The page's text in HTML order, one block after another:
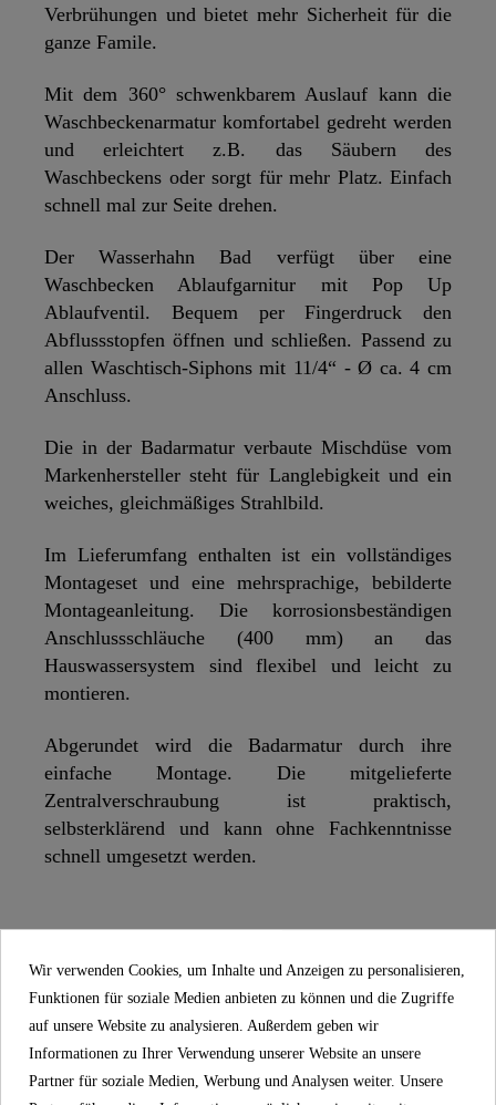
Verbrühungen und bietet mehr Sicherheit für die
ganze Famile.
Mit dem 360° schwenkbarem Auslauf kann die
Waschbeckenarmatur komfortabel gedreht werden
und erleichtert z.B. das Säubern des
Waschbeckens oder sorgt für mehr Platz. Einfach
schnell mal zur Seite drehen.
Der Wasserhahn Bad verfügt über eine
Waschbecken Ablaufgarnitur mit Pop Up
Ablaufventil. Bequem per Fingerdruck den
Abflussstopfen öffnen und schließen. Passend zu
allen Waschtisch-Siphons mit 11/4“ - Ø ca. 4 cm
Anschluss.
Die in der Badarmatur verbaute Mischdüse vom
Markenhersteller steht für Langlebigkeit und ein
weiches, gleichmäßiges Strahlbild.
Im Lieferumfang enthalten ist ein vollständiges
Montageset und eine mehrsprachige, bebilderte
Montageanleitung. Die korrosionsbeständigen
Anschlussschläuche (400 mm) an das
Hauswassersystem sind flexibel und leicht zu
montieren.
Abgerundet wird die Badarmatur durch ihre
einfache Montage. Die mitgelieferte
Zentralverschraubung ist praktisch,
selbsterklärend und kann ohne Fachkenntnisse
schnell umgesetzt werden.
Material UBA Messing
EIGENSCHAFTEN
5 Jahre Garantie
Wir verwenden Cookies, um Inhalte und Anzeigen zu personalisieren,
Funktionen für soziale Medien anbieten zu können und die Zugriffe
auf unsere Website zu analysieren. Außerdem geben wir
Informationen zu Ihrer Verwendung unserer Website an unsere
Partner für soziale Medien, Werbung und Analysen weiter. Unsere